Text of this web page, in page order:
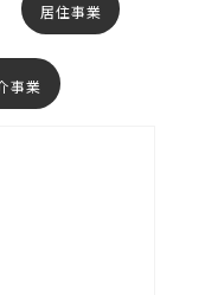
居住事業
事業